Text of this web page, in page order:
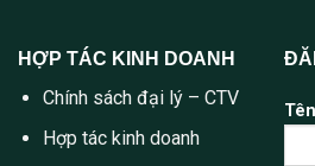
HỢP TÁC KINH DOANH
Chính sách đại lý – CTV
Hợp tác kinh doanh